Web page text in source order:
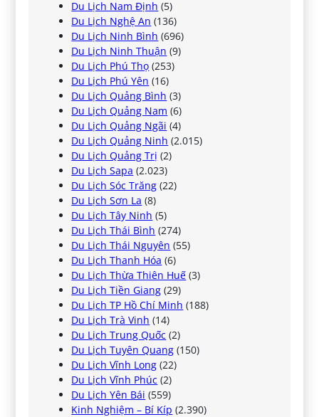
Du Lịch Nam Định (5)
Du Lịch Nghệ An (136)
Du Lịch Ninh Bình (696)
Du Lịch Ninh Thuận (9)
Du Lịch Phú Thọ (253)
Du Lịch Phú Yên (16)
Du Lịch Quảng Bình (3)
Du Lịch Quảng Nam (6)
Du Lịch Quảng Ngãi (4)
Du Lịch Quảng Ninh (2.015)
Du Lịch Quảng Trị (2)
Du Lịch Sapa (2.023)
Du Lịch Sóc Trăng (22)
Du Lịch Sơn La (8)
Du Lịch Tây Ninh (5)
Du Lịch Thái Bình (274)
Du Lịch Thái Nguyên (55)
Du Lịch Thanh Hóa (6)
Du Lịch Thừa Thiên Huế (3)
Du Lịch Tiền Giang (29)
Du Lịch TP Hồ Chí Minh (188)
Du Lịch Trà Vinh (14)
Du Lịch Trung Quốc (2)
Du Lịch Tuyên Quang (150)
Du Lịch Vĩnh Long (22)
Du Lịch Vĩnh Phúc (2)
Du Lịch Yên Bái (559)
Kinh Nghiệm – Bí Kíp (2.390)